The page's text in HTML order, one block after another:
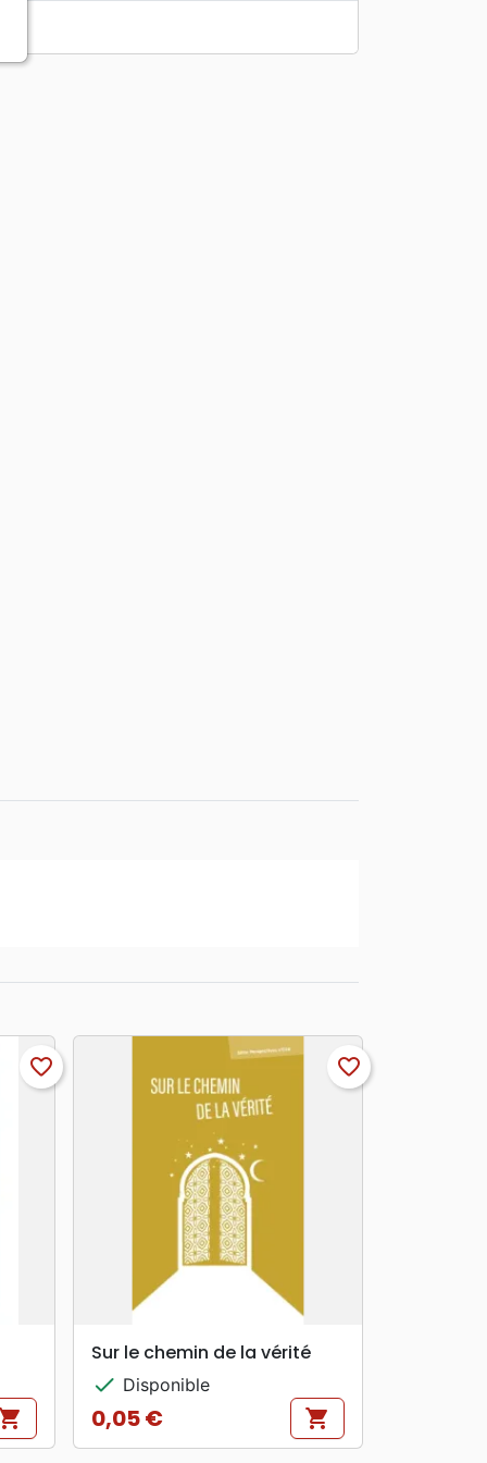
favorite_border
search APERÇU RAPIDE
favorite_border
Sur le chemin de la vérité
check Disponible
Prix
0,05 € shopping_cart